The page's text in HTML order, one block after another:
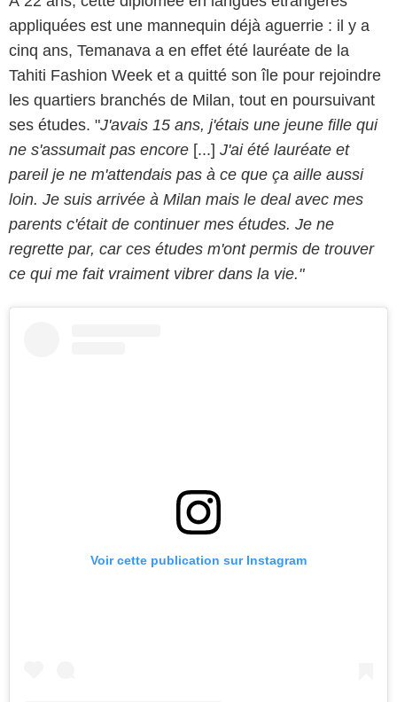
appliquées est une mannequin déjà aguerrie : il y a
cinq ans, Temanava a en effet été lauréate de la
Tahiti Fashion Week et a quitté son île pour rejoindre
les quartiers branchés de Milan, tout en poursuivant
ses études. "J'avais 15 ans, j'étais une jeune fille qui
ne s'assumait pas encore [...] J'ai été lauréate et
pareil je ne m'attendais pas à ce que ça aille aussi
loin. Je suis arrivée à Milan mais le deal avec mes
parents c'était de continuer mes études. Je ne
regrette par, car ces études m'ont permis de trouver
ce qui me fait vraiment vibrer dans la vie."
Voir cette publication sur Instagram